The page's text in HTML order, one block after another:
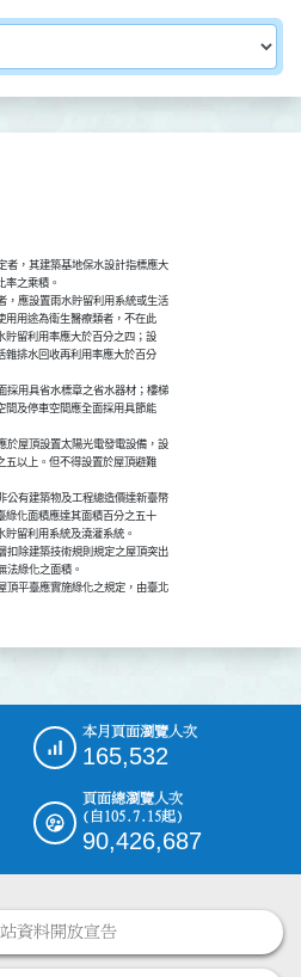
者，其建築基地保水設計指標應大
率之乘積。
，應設置雨水貯留利用系統或生活
用用途為衛生醫療類者，不在此
貯留利用率應大於百分之四；設
雜排水回收再利用率應大於百分
採用具省水標章之省水器材；樓梯
間及停車空間應全面採用具節能
於屋頂設置太陽光電發電設備，設
五以上。但不得設置於屋頂避難
公有建築物及工程總造價達新臺幣
綠化面積應達其面積百分之五十
貯留利用系統及澆灌系統。
扣除建築技術規則規定之屋頂突出
法綠化之面積。
頂平臺應實施綠化之規定，由臺北
本月頁面瀏覽人次
165,532
頁面總瀏覽人次
(自105.7.15起)
90,426,687
資料開放宣告